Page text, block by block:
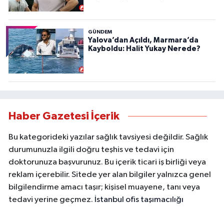
GÜNDEM
Yalova’dan Açıldı, Marmara’da
Kayboldu: Halit Yukay Nerede?
Haber Gazetesi İçerik
Bu kategorideki yazılar sağlık tavsiyesi değildir. Sağlık
durumunuzla ilgili doğru teşhis ve tedavi için
doktorunuza başvurunuz. Bu içerik ticari iş birliği veya
reklam içerebilir. Sitede yer alan bilgiler yalnızca genel
bilgilendirme amacı taşır; kişisel muayene, tanı veya
tedavi yerine geçmez. İstanbul ofis taşımacılığı